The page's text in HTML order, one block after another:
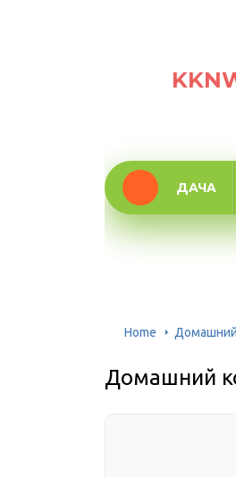
ДАЧА
Home Домашний
Домашний